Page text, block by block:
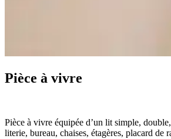
Pièce à vivre
Pièce à vivre équipée d’un lit simple,
literie, bureau, chaises, étagères, placard de